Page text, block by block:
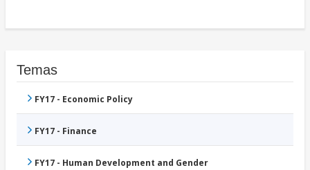
Temas
FY17 - Economic Policy
FY17 - Finance
FY17 - Human Development and Gender